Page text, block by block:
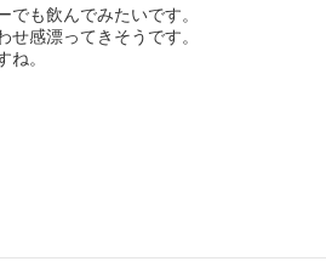
でも飲んでみたいです。
せ感漂ってきそうです。
ね。